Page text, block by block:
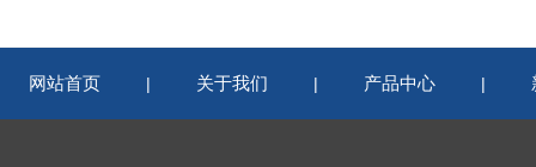
网站首页 | 关于我们 | 产品中心 |